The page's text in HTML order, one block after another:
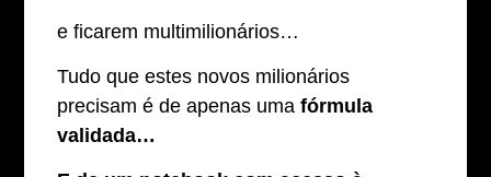
e ficarem multimilionários…
Tudo que estes novos milionários
precisam é de apenas umafórmula
validada…